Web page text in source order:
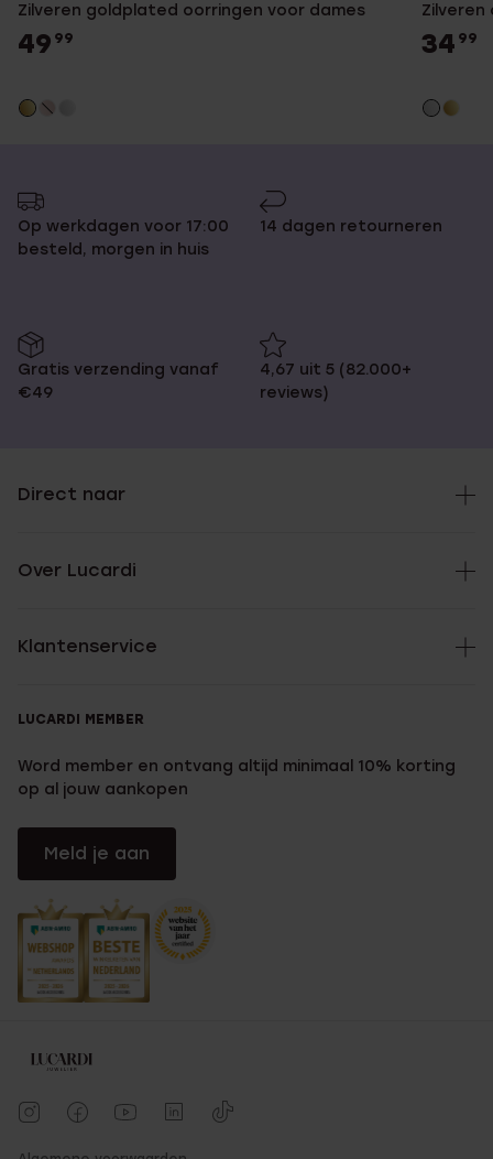
Zilveren goldplated oorringen voor dames
49 99
Zilveren
34 99
Op werkdagen voor 17:00
besteld, morgen in huis
14 dagen retourneren
Gratis verzending vanaf
€49
4,67 uit 5 (82.000+
reviews)
Direct naar
Over Lucardi
Klantenservice
LUCARDI MEMBER
Word member en ontvang altijd minimaal 10% korting
op al jouw aankopen
Meld je aan